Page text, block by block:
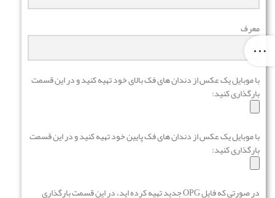
معرف
با موبایل یک عکس از دندان های فک بالای خود تهیه کنید و در این قسمت
بارگذاری کنید:
با موبایل یک عکس از دندان های فک پایین خود تهیه کنید و در این قسمت
بارگذاری کنید:
در صورتی که فایل OPG جدید تهیه کرده اید، در این قسمت بارگذاری